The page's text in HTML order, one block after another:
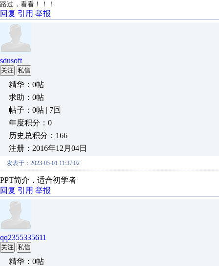
路过，看看！！！
回复 引用 举报
sdusoft
关注 私信
精华：0帖
求助：0帖
帖子：0帖 | 7回
年度积分：0
历史总积分：166
注册：2016年12月04日
发表于：2023-05-01 11:37:02
PPT简介，适合初学者
回复 引用 举报
qq2355335611
关注 私信
精华：0帖